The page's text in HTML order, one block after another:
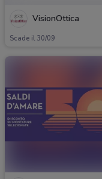
VisionOttica
Scade il 30/09